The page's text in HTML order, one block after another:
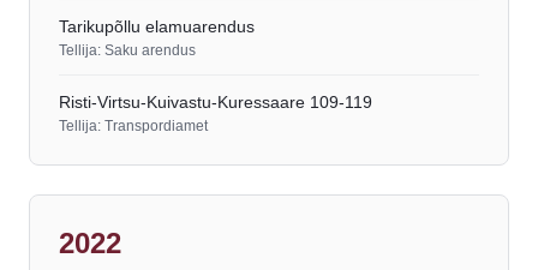
Tarikupõllu elamuarendus
Tellija: Saku arendus
Risti-Virtsu-Kuivastu-Kuressaare 109-119
Tellija: Transpordiamet
2022